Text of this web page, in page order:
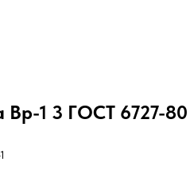
Вр-1 3 ГОСТ 6727-80